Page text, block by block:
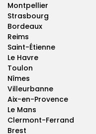
Montpellier
Strasbourg
Bordeaux
Reims
Saint-Étienne
Le Havre
Toulon
Nîmes
Villeurbanne
Aix-en-Provence
Le Mans
Clermont-Ferrand
Brest